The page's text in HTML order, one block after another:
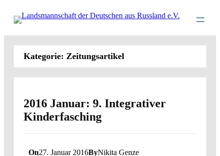
zum
Inhalt
wechseln
Kategorie: Zeitungsartikel
2016 Januar: 9. Integrativer
Kinderfasching
On27. Januar 2016ByNikita Genze